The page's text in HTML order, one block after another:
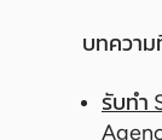
บทความ
รับทำ